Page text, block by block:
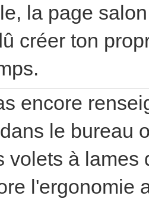
la page
créer ton
encore
le bureau
volets à lames
l'ergonomie